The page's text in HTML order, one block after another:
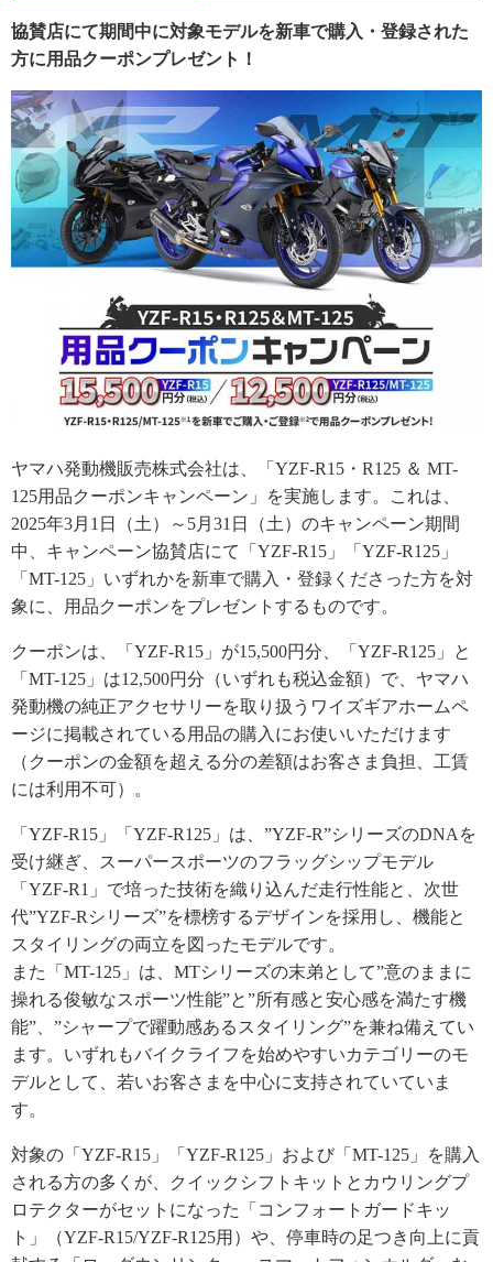
協賛店にて期間中に対象モデルを新車で購入・登録された
方に用品クーポンプレゼント！
ヤマハ発動機販売株式会社は、「YZF-R15・R125 ＆ MT-
125用品クーポンキャンペーン」を実施します。これは、
2025年3月1日（土）～5月31日（土）のキャンペーン期間
中、キャンペーン協賛店にて「YZF-R15」「YZF-R125」
「MT-125」いずれかを新車で購入・登録くださった方を対
象に、用品クーポンをプレゼントするものです。
クーポンは、「YZF-R15」が15,500円分、「YZF-R125」と
「MT-125」は12,500円分（いずれも税込金額）で、ヤマハ
発動機の純正アクセサリーを取り扱うワイズギアホームペ
ージに掲載されている用品の購入にお使いいただけます
（クーポンの金額を超える分の差額はお客さま負担、工賃
には利用不可）。
「YZF-R15」「YZF-R125」は、”YZF-R”シリーズのDNAを
受け継ぎ、スーパースポーツのフラッグシップモデル
「YZF-R1」で培った技術を織り込んだ走行性能と、次世
代”YZF-Rシリーズ”を標榜するデザインを採用し、機能と
スタイリングの両立を図ったモデルです。
また「MT-125」は、MTシリーズの末弟として”意のままに
操れる俊敏なスポーツ性能”と”所有感と安心感を満たす機
能”、”シャープで躍動感あるスタイリング”を兼ね備えてい
ます。いずれもバイクライフを始めやすいカテゴリーのモ
デルとして、若いお客さまを中心に支持されていていま
す。
対象の「YZF-R15」「YZF-R125」および「MT-125」を購入
される方の多くが、クイックシフトキットとカウリングプ
ロテクターがセットになった「コンフォートガードキッ
ト」（YZF-R15/YZF-R125用）や、停車時の足つき向上に貢